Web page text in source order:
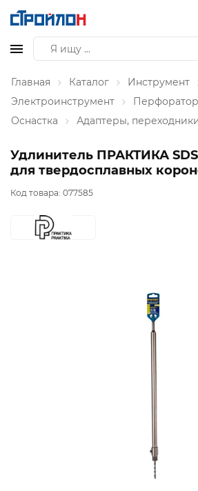
Главная Каталог
Инструмент
Электроинструмент
Оснастка
Адаптеры,
Удлинитель ПРАКТИКА
для твердосплавных
Код товара: 077585